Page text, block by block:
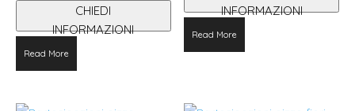
CHIEDI
INFORMAZIONI
Read More
INFORMAZIONI
Read More